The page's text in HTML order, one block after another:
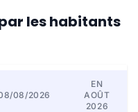
les habitants
08/2026
EN
AOÛT
2026